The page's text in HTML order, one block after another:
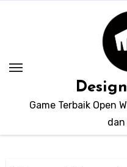
Game Terbaik Open
dan